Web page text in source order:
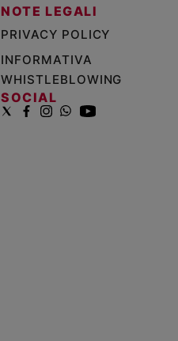
NOTE LEGALI
PRIVACY POLICY
INFORMATIVA
WHISTLEBLOWING
SOCIAL